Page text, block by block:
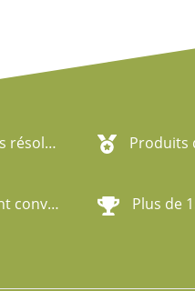
écologiques Produits de
Plus de 15